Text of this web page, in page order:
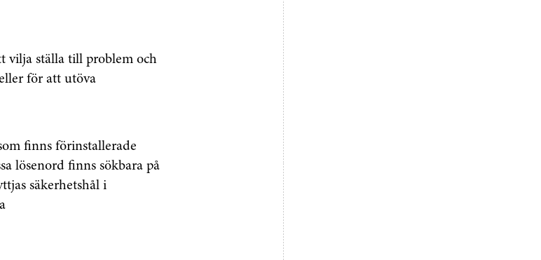
vilja ställa till problem och
för att utöva
finns förinstallerade
lösenord finns sökbara på
säkerhetshål i